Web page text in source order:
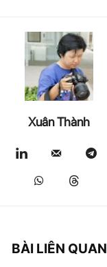
Xuân Thành
BÀI LIÊN QUAN